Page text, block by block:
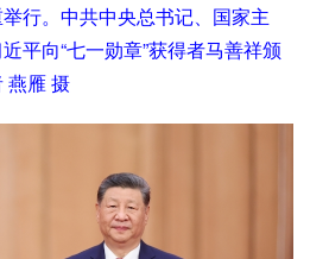
行。中共中央总书记、国家主
平向“七一勋章”获得者马善祥颁
燕雁 摄